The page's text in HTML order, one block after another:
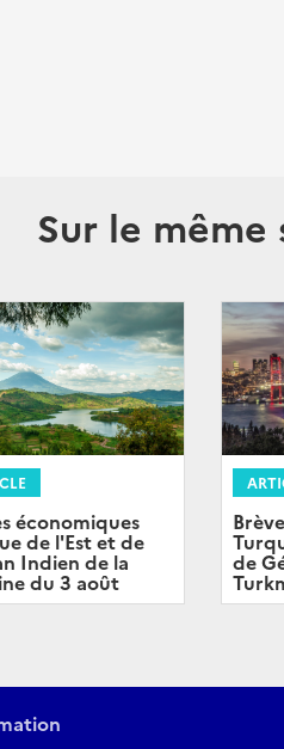
Sur le même
économiques
de l'Est et de
Indien de la
du 3 août
de